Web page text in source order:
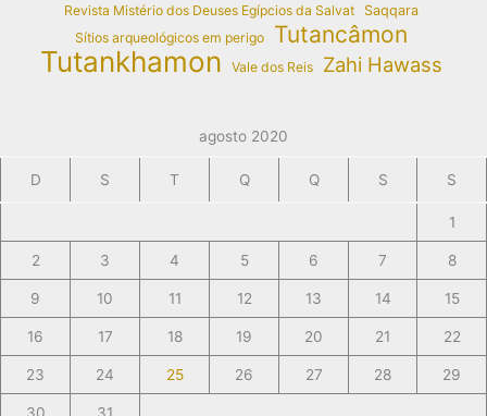
Revista Mistério dos Deuses Egípcios da Salvat
Saqqara
Sítios arqueológicos em perigo
Tutancâmon
Tutankhamon Vale dos Reis Zahi Hawass
agosto 2020
D S T Q Q S S
1
2 3 4 5 6 7 8
9 10 11 12 13 14 15
16 17 18 19 20 21 22
23 24 25 26 27 28 29